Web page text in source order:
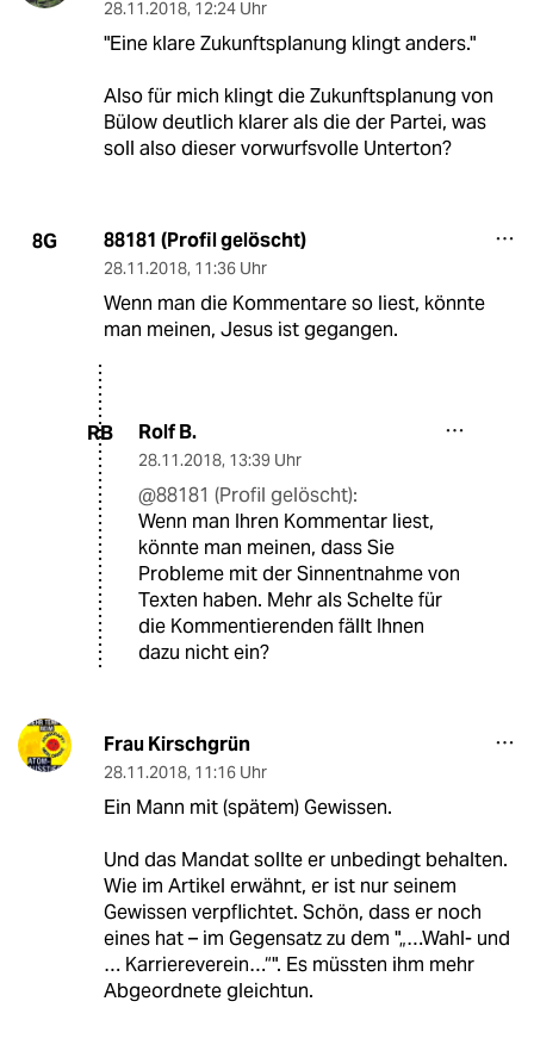
28.11.2018, 12:24 Uhr
"Eine klare Zukunftsplanung klingt anders."
Also für mich klingt die Zukunftsplanung von
Bülow deutlich klarer als die der Partei, was
soll also dieser vorwurfsvolle Unterton?
8G 88181 (Profil gelöscht)
28.11.2018, 11:36 Uhr
Wenn man die Kommentare so liest, könnte
man meinen, Jesus ist gegangen.
RB Rolf B.
28.11.2018, 13:39 Uhr
@88181 (Profil gelöscht):
Wenn man Ihren Kommentar liest,
könnte man meinen, dass Sie
Probleme mit der Sinnentnahme von
Texten haben. Mehr als Schelte für
die Kommentierenden fällt Ihnen
dazu nicht ein?
Frau Kirschgrün
28.11.2018, 11:16 Uhr
Ein Mann mit (spätem) Gewissen.
Und das Mandat sollte er unbedingt behalten.
Wie im Artikel erwähnt, er ist nur seinem
Gewissen verpflichtet. Schön, dass er noch
eines hat – im Gegensatz zu dem "„…Wahl- und
… Karriereverein…“". Es müssten ihm mehr
Abgeordnete gleichtun.